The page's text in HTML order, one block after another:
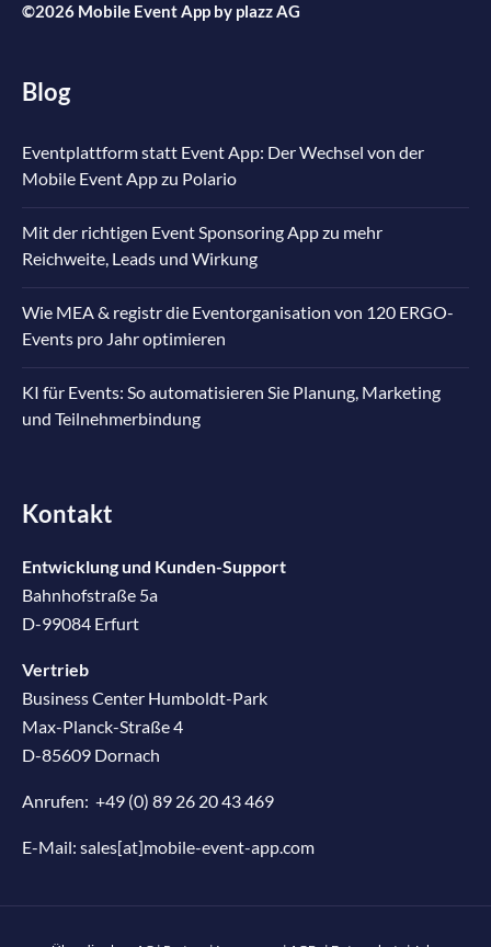
©2026 Mobile Event App by plazz AG
Blog
Eventplattform statt Event App: Der Wechsel von der
Mobile Event App zu Polario
Mit der richtigen Event Sponsoring App zu mehr
Reichweite, Leads und Wirkung
Wie MEA & registr die Eventorganisation von 120 ERGO-
Events pro Jahr optimieren
KI für Events: So automatisieren Sie Planung, Marketing
und Teilnehmerbindung
Kontakt
Entwicklung und Kunden-Support
Bahnhofstraße 5a
D-99084 Erfurt
Vertrieb
Business Center Humboldt-Park
Max-Planck-Straße 4
D-85609 Dornach
Anrufen: +49 (0) 89 26 20 43 469
E-Mail: sales[at]mobile-event-app.com